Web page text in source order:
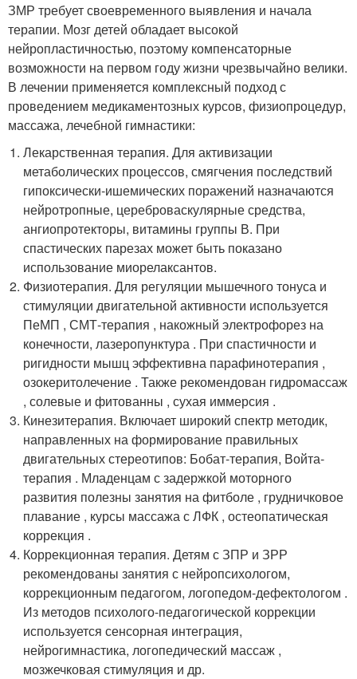
ЗМР требует своевременного выявления и начала
терапии. Мозг детей обладает высокой
нейропластичностью, поэтому компенсаторные
возможности на первом году жизни чрезвычайно велики.
В лечении применяется комплексный подход с
проведением медикаментозных курсов, физиопроцедур,
массажа, лечебной гимнастики:
Лекарственная терапия. Для активизации
метаболических процессов, смягчения последствий
гипоксически-ишемических поражений назначаются
нейротропные, цереброваскулярные средства,
ангиопротекторы, витамины группы В. При
спастических парезах может быть показано
использование миорелаксантов.
Физиотерапия. Для регуляции мышечного тонуса и
стимуляции двигательной активности используется
ПеМП , СМТ-терапия , накожный электрофорез на
конечности, лазеропунктура . При спастичности и
ригидности мышц эффективна парафинотерапия ,
озокеритолечение . Также рекомендован гидромассаж
, солевые и фитованны , сухая иммерсия .
Кинезитерапия. Включает широкий спектр методик,
направленных на формирование правильных
двигательных стереотипов: Бобат-терапия, Войта-
терапия . Младенцам с задержкой моторного
развития полезны занятия на фитболе , грудничковое
плавание , курсы массажа с ЛФК , остеопатическая
коррекция .
Коррекционная терапия. Детям с ЗПР и ЗРР
рекомендованы занятия с нейропсихологом,
коррекционным педагогом, логопедом-дефектологом .
Из методов психолого-педагогической коррекции
используется сенсорная интеграция,
нейрогимнастика, логопедический массаж ,
мозжечковая стимуляция и др.